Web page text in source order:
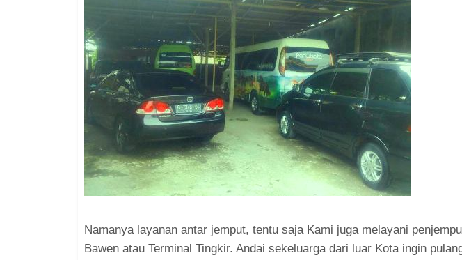
Namanya layanan antar jemput, tentu saja Kami juga melayani
Bawen atau Terminal Tingkir. Andai sekeluarga dari luar Kota ingin